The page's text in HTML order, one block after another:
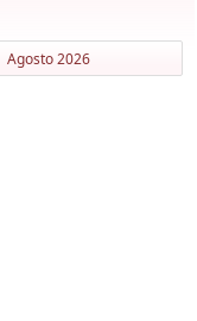
Agosto 2026